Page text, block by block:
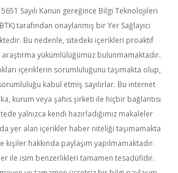
Sayılı Kanun gereğince Bilgi Teknolojileri
tarafından onaylanmış bir Yer Sağlayıcı
Bu nedenle, sitedeki içerikleri proaktif
yükümlülüğümüz bulunmamaktadır.
içeriklerin sorumluluğunu taşımakta olup,
kabul etmiş sayılırlar. Bu internet
kurum veya şahıs şirketi ile hiçbir bağlantısı
yalnızca kendi hazırladığımız makaleler
yer alan içerikler haber niteliği taşımamakta
kişiler hakkında paylaşım yapılmamaktadır.
ile isim benzerlikleri tamamen tesadüfidir.